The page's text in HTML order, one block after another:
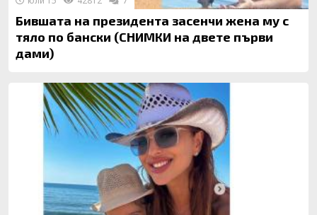
Бившата на президента засенчи жена му с
тяло по бански (СНИМКИ на двете първи
дами)